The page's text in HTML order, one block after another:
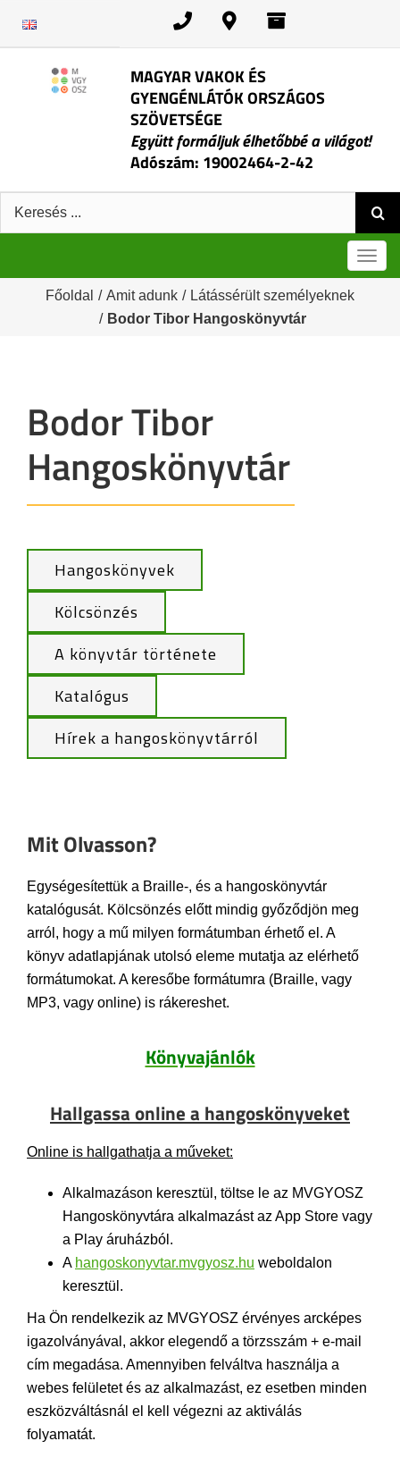
MAGYAR VAKOK ÉS
GYENGÉNLÁTÓK ORSZÁGOS
SZÖVETSÉGE
Együtt formáljuk élhetőbbé a világot!
Adószám: 19002464-2-42
Keresés:
Főoldal / Amit adunk / Látássérült személyeknek
/ Bodor Tibor Hangoskönyvtár
Bodor Tibor
Hangoskönyvtár
Hangoskönyvek
Kölcsönzés
A könyvtár története
Katalógus
Hírek a hangoskönyvtárról
Mit Olvasson?
Egységesítettük a Braille-, és a hangoskönyvtár
katalógusát. Kölcsönzés előtt mindig győződjön meg
arról, hogy a mű milyen formátumban érhető el. A
könyv adatlapjának utolsó eleme mutatja az elérhető
formátumokat. A keresőbe formátumra (Braille, vagy
MP3, vagy online) is rákereshet.
Könyvajánlók
Hallgassa online a hangoskönyveket
Online is hallgathatja a műveket:
Alkalmazáson keresztül, töltse le az MVGYOSZ
Hangoskönyvtára alkalmazást az App Store vagy
a Play áruházból.
A hangoskonyvtar.mvgyosz.hu weboldalon
keresztül.
Ha Ön rendelkezik az MVGYOSZ érvényes arcképes
igazolványával, akkor elegendő a törzsszám + e-mail
cím megadása. Amennyiben felváltva használja a
webes felületet és az alkalmazást, ez esetben minden
eszközváltásnál el kell végezni az aktiválás
folyamatát.